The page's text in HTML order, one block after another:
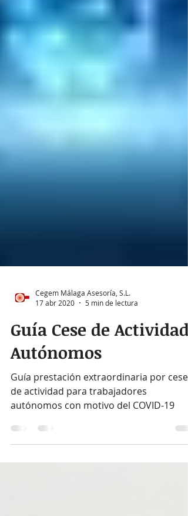
Cegem Málaga Asesoría, S.L.
17 abr 2020
5 min de lectura
Guía Cese de Actividad
Autónomos
Guía prestación extraordinaria por cese
de actividad para trabajadores